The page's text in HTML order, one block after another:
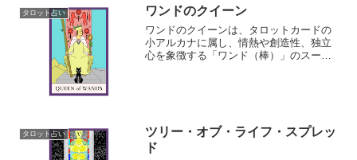
タロット占い ワンドのクイーン
ワンドのクイーンは、タロットカードの
小アルカナに属し、情熱や創造性、独立
心を象徴する「ワンド（棒）」のスート
タロット占い
ツリー・オブ・ライフ・スプレッ
ド